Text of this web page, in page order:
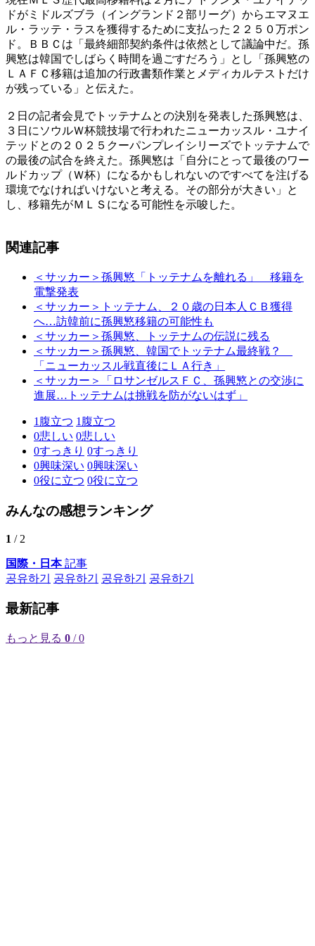
ドがミドルズブラ（イングランド２部リーグ）からエマヌエ
ル・ラッテ・ラスを獲得するために支払った２２５０万ポン
ド。ＢＢＣは「最終細部契約条件は依然として議論中だ。孫
興慜は韓国でしばらく時間を過ごすだろう」とし「孫興慜の
ＬＡＦＣ移籍は追加の行政書類作業とメディカルテストだけ
が残っている」と伝えた。
２日の記者会見でトッテナムとの決別を発表した孫興慜は、
３日にソウルＷ杯競技場で行われたニューカッスル・ユナイ
テッドとの２０２５クーパンプレイシリーズでトッテナムで
の最後の試合を終えた。孫興慜は「自分にとって最後のワー
ルドカップ（Ｗ杯）になるかもしれないのですべてを注げる
環境でなければいけないと考える。その部分が大きい」と
し、移籍先がＭＬＳになる可能性を示唆した。
関連記事
＜サッカー＞孫興慜「トッテナムを離れる」 移籍を
電撃発表
＜サッカー＞トッテナム、２０歳の日本人ＣＢ獲得
へ…訪韓前に孫興慜移籍の可能性も
＜サッカー＞孫興慜、トッテナムの伝説に残る
＜サッカー＞孫興慜、韓国でトッテナム最終戦？
「ニューカッスル戦直後にＬＡ行き」
＜サッカー＞「ロサンゼルスＦＣ、孫興慜との交渉に
進展…トッテナムは挑戦を防がないはず」
1 腹立つ 1 腹立つ
0悲しい 0悲しい
0すっきり 0すっきり
0興味深い 0興味深い
0役に立つ 0役に立つ
みんなの感想ランキング
1 / 2
国際・日本記事
공유하기
공유하기 공유하기 공유하기
最新記事
もっと見る 0 / 0